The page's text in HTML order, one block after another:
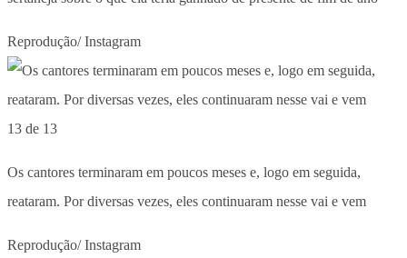
Reprodução/ Instagram
13 de 13
Os cantores terminaram em poucos meses e, logo em seguida,
reataram. Por diversas vezes, eles continuaram nesse vai e vem
Reprodução/ Instagram